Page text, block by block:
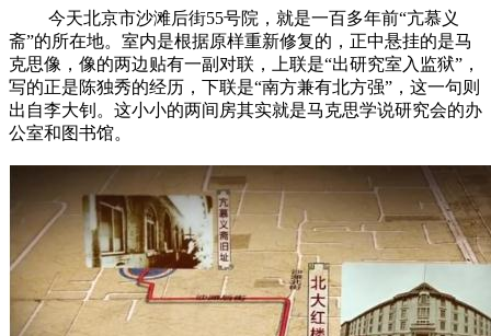
今天北京市沙滩后街55号院，就是一百多年前“亢慕义
斋”的所在地。室内是根据原样重新修复的，正中悬挂的是马
克思像，像的两边贴有一副对联，上联是“出研究室入监狱”，
写的正是陈独秀的经历，下联是“南方兼有北方强”，这一句则
出自李大钊。这小小的两间房其实就是马克思学说研究会的办
公室和图书馆。